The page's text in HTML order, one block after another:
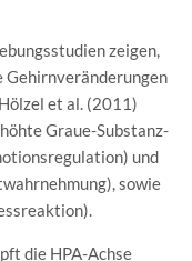
zeigen,
et al. (2011)
Graue-Substanz-
und
sowie
die HPA-Achse